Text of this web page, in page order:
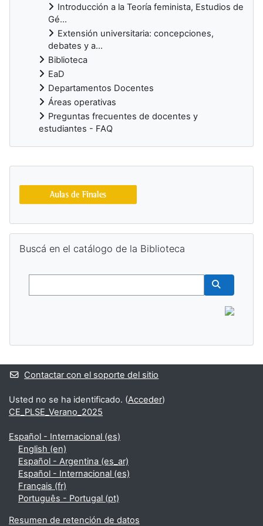
Introducción a la Teoría feminista, Estudios de
Gé...
Extensión universitaria: concepciones,
debates y a...
Biblioteca
EaD
Departamentos Docentes
Áreas operativas
Preguntas frecuentes de docentes y
estudiantes - FAQ
Bloques suplementarios
Buscá en el catálogo de la Biblioteca
Buscar
Contactar con el soporte del sitio
Usted no se ha identificado. (Acceder)
CE_PLSE_Verano_2025
Español - Internacional ‎(es)‎
English ‎(en)‎
Español - Argentina ‎(es_ar)‎
Español - Internacional ‎(es)‎
Français ‎(fr)‎
Português - Portugal ‎(pt)‎
Resumen de retención de datos